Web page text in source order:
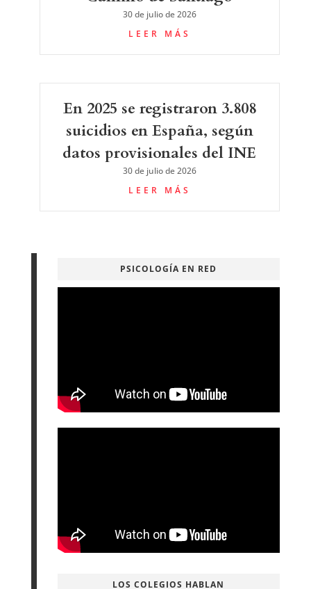
30 de julio de 2026
LEER MÁS
En 2025 se registraron 3.808
suicidios en España, según
datos provisionales del INE
30 de julio de 2026
LEER MÁS
PSICOLOGÍA EN RED
LOS COLEGIOS HABLAN